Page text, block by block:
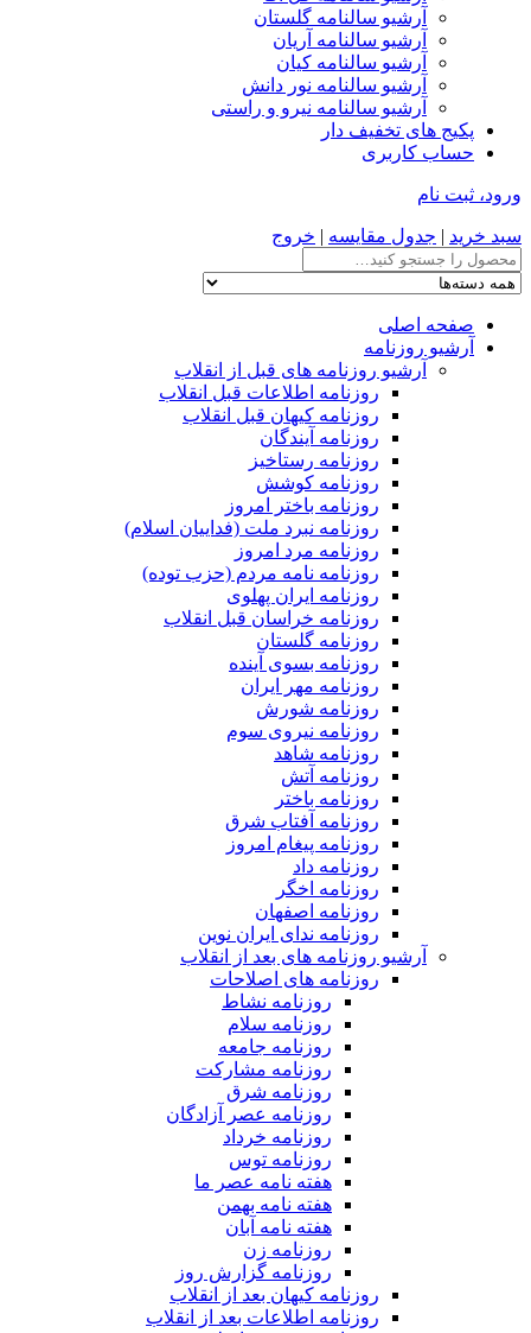
آرشیو سالنامه گلستان
آرشیو سالنامه آریان
آرشیو سالنامه کیان
آرشیو سالنامه نور دانش
آرشیو سالنامه نیرو و راستی
پکیج های تخفیف دار
حساب کاربری
ورود، ثبت نام
سبد خرید | جدول مقایسه | خروج
صفحه اصلی
آرشیو روزنامه
آرشیو روزنامه های قبل از انقلاب
روزنامه اطلاعات قبل انقلاب
روزنامه کیهان قبل انقلاب
روزنامه آیندگان
روزنامه رستاخیز
روزنامه کوشش
روزنامه باختر امروز
روزنامه نبرد ملت (فداییان اسلام)
روزنامه مرد امروز
روزنامه نامه مردم (حزب توده)
روزنامه ایران پهلوی
روزنامه خراسان قبل انقلاب
روزنامه گلستان
روزنامه بسوی آینده
روزنامه مهر ایران
روزنامه شورش
روزنامه نیروی سوم
روزنامه شاهد
روزنامه آتش
روزنامه باختر
روزنامه آفتاب شرق
روزنامه پیغام امروز
روزنامه داد
روزنامه اخگر
روزنامه اصفهان
روزنامه ندای ایران نوین
آرشیو روزنامه های بعد از انقلاب
روزنامه های اصلاحات
روزنامه نشاط
روزنامه سلام
روزنامه جامعه
روزنامه مشارکت
روزنامه شرق
روزنامه عصر آزادگان
روزنامه خرداد
روزنامه توس
هفته نامه عصر ما
هفته نامه بهمن
هفته نامه آبان
روزنامه زن
روزنامه گزارش روز
روزنامه کیهان بعد از انقلاب
روزنامه اطلاعات بعد از انقلاب